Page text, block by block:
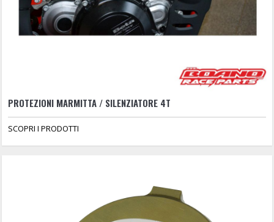
PROTEZIONI MARMITTA / SILENZIATORE 4T
SCOPRI I PRODOTTI